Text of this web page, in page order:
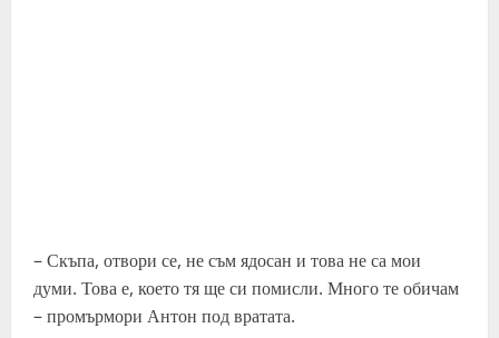
– Скъпа, отвори се, не съм ядосан и това не са мои
думи. Това е, което тя ще си помисли. Много те обичам
– промърмори Антон под вратата.